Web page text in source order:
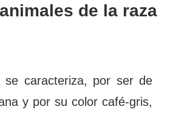
de la raza
se caracteriza, por ser de
y por su color café-gris,